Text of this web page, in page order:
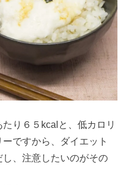
り６５kcalと、低カロリ
ですから、ダイエット
、注意したいのがその